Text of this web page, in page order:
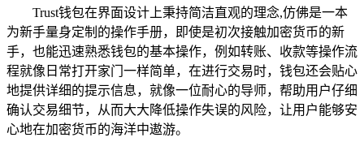
Trust钱包在界面设计上秉持简洁直观的理念,仿佛是一本
为新手量身定制的操作手册，即使是初次接触加密货币的新
手，也能迅速熟悉钱包的基本操作，例如转账、收款等操作流
程就像日常打开家门一样简单，在进行交易时，钱包还会贴心
地提供详细的提示信息，就像一位耐心的导师，帮助用户仔细
确认交易细节，从而大大降低操作失误的风险，让用户能够安
心地在加密货币的海洋中遨游。